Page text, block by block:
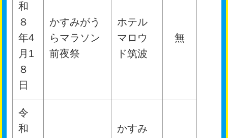
和
８
年4
月1
８
日
かすみがう
らマラソン
前夜祭
ホテル
マロウ
ド筑波
無
令
和
かすみ